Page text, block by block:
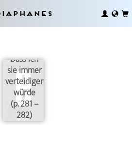
Dass ich
sie immer
verteidigen
würde
(p. 281 –
282)